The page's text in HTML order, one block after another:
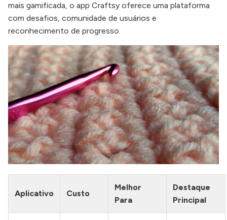
mais gamificada, o app Craftsy oferece uma plataforma
com desafios, comunidade de usuários e
reconhecimento de progresso.
Aplicativo Custo
Melhor
Para
Destaque
Principal